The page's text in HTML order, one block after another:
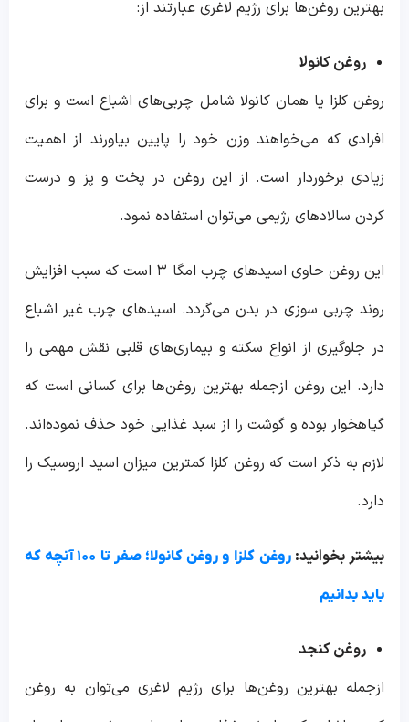
بهترین روغن‌ها برای رژیم لاغری عبارتند از:
روغن کانولا
روغن کلزا یا همان کانولا شامل چربی‌های اشباع است و برای
افرادی که می‌خواهند وزن خود را پایین بیاورند از اهمیت
زیادی برخوردار است. از این روغن در پخت و پز و درست
کردن سالادهای رژیمی می‌توان استفاده نمود.
این روغن حاوی اسیدهای چرب امگا ۳ است که سبب افزایش
روند چربی سوزی در بدن می‌گردد. اسیدهای چرب غیر اشباع
در جلوگیری از انواع سکته و بیماری‌های قلبی نقش مهمی را
دارد. این روغن ازجمله بهترین روغن‌ها برای کسانی است که
گیاهخوار بوده و گوشت را از سبد غذایی خود حذف نموده‌اند.
لازم به ذکر است که روغن کلزا کمترین میزان اسید اروسیک را
دارد.
بیشتر بخوانید: روغن کلزا و روغن کانولا؛ صفر تا ۱۰۰ آنچه که
باید بدانیم
روغن کنجد
ازجمله بهترین روغن‌ها برای رژیم لاغری می‌توان به روغن